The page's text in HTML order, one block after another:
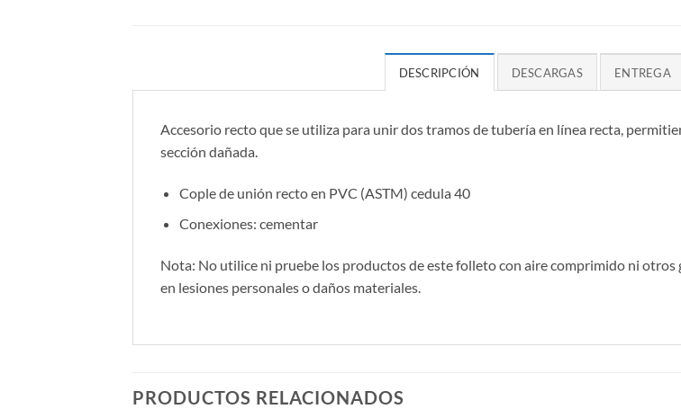
DESCRIPCIÓN DESCARGAS ENTREGA
Accesorio recto que se utiliza para unir dos tramos de tubería en línea recta,
sección dañada.
Cople de unión recto en PVC (ASTM) cedula 40
Conexiones: cementar
Nota: No utilice ni pruebe los productos de este folleto con aire comprimido ni
en lesiones personales o daños materiales.
PRODUCTOS RELACIONADOS